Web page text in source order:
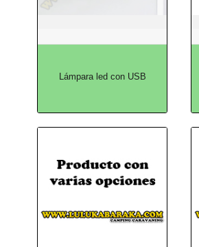
Lámpara led con USB